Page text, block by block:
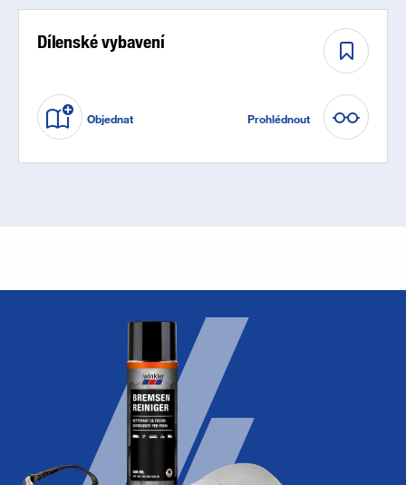
Dílenské vybavení
Objednat Prohlédnout